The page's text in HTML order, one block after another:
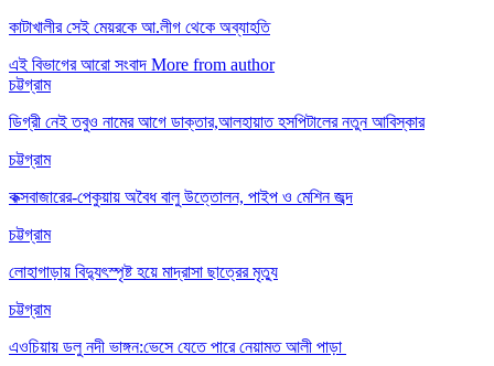
কাটাখালীর সেই মেয়রকে আ.লীগ থেকে অব্যাহতি
এই বিভাগের আরো সংবাদ More from author
চট্টগ্রাম
ডিগ্রী নেই তবুও নামের আগে ডাক্তার,আলহায়াত হসপিটালের নতুন আবিস্কার
চট্টগ্রাম
কক্সবাজারের-পেকুয়ায় অবৈধ বালু উত্তোলন, পাইপ ও মেশিন জব্দ
চট্টগ্রাম
লোহাগাড়ায় বিদ্যুৎস্পৃষ্ট হয়ে মাদ্রাসা ছাত্রের মৃত্যু
চট্টগ্রাম
এওচিয়ায় ডলু নদী ভাঙ্গন:ভেসে যেতে পারে নেয়ামত আলী পাড়া